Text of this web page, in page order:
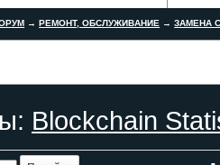
→РЕМОНТ, ОБСЛУЖИВАНИЕ →ЗАМЕНА
Blockchain